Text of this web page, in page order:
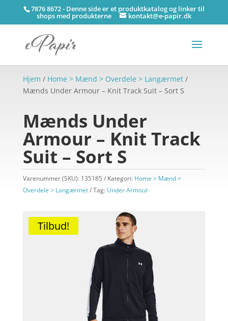
7876 8672 - Denne side er et produktkatalog og linker til
shops med produkterne kontakt@e-papir.dk
Hjem / Home > Mænd > Overdele > Langærmet/
Mænds Under Armour – Knit Track Suit – Sort S
Mænds Under
Armour – Knit Track
Suit – Sort S
Varenummer (SKU): 135185 Kategori: Home > Mænd >
Overdele > Langærmet
Tag: Under Armour
Tilbud!